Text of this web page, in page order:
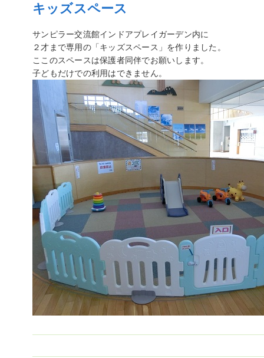
キッズスペース
サンピラー交流館インドアプレイガーデン内に
２才まで専用の「キッズスペース」を作りました。
ここのスペースは保護者同伴でお願いします。
子どもだけでの利用はできません。